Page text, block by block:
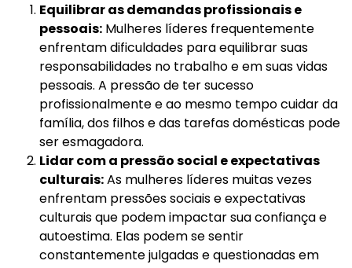
Equilibrar as demandas profissionais e
pessoais: Mulheres líderes frequentemente
enfrentam dificuldades para equilibrar suas
responsabilidades no trabalho e em suas vidas
pessoais. A pressão de ter sucesso
profissionalmente e ao mesmo tempo cuidar da
família, dos filhos e das tarefas domésticas pode
ser esmagadora.
Lidar com a pressão social e expectativas
culturais:As mulheres líderes muitas vezes
enfrentam pressões sociais e expectativas
culturais que podem impactar sua confiança e
autoestima. Elas podem se sentir
constantemente julgadas e questionadas em